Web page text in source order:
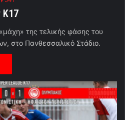
Κ17
της τελικής φάσης του
στο Πανθεσσαλικό Στάδιο.